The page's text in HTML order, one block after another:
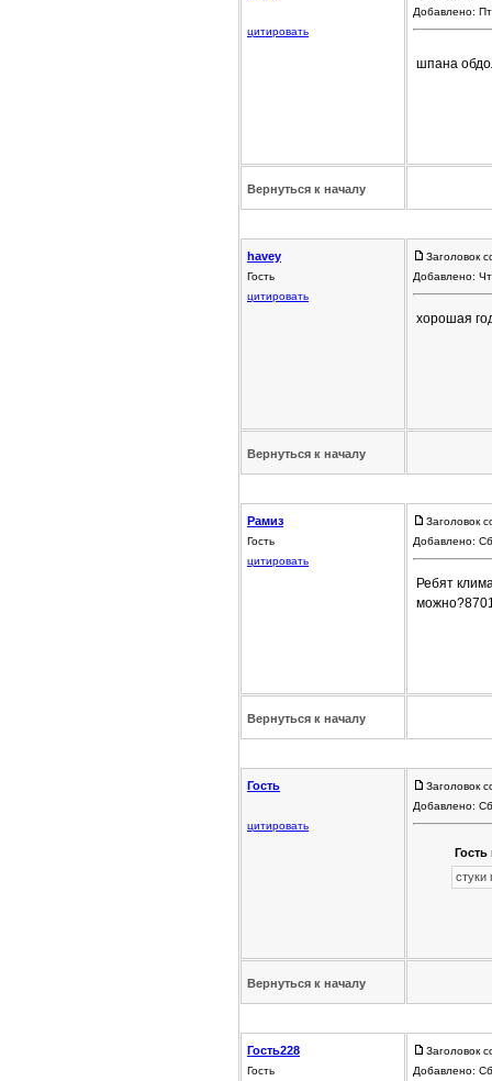
цитировать
Добавлено:
шпана
Вернуться к началу
havey
Гость
цитировать
Заголовок
Добавлено:
хорошая
Вернуться к началу
Рамиз
Гость
цитировать
Заголовок
Добавлено:
Ребят
Вернуться к началу
Гость
цитировать
Заголовок
Добавлено:
стуки
Вернуться к началу
Гость228
Гость
Заголовок
Добавлено: